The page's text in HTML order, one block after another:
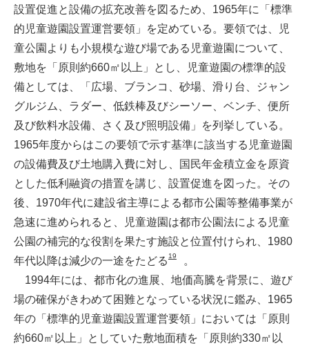
設置促進と設備の拡充改善を図るため、1965年に「標準
的児童遊園設置運営要領」を定めている。要領では、児
童公園よりも小規模な遊び場である児童遊園について、
敷地を「原則約660㎡以上」とし、児童遊園の標準的設
備としては、「広場、ブランコ、砂場、滑り台、ジャン
グルジム、ラダー、低鉄棒及びシーソー、ベンチ、便所
及び飲料水設備、さく及び照明設備」を列挙している。
1965年度からはこの要領で示す基準に該当する児童遊園
の設備費及び土地購入費に対し、国民年金積立金を原資
とした低利融資の措置を講じ、設置促進を図った。その
後、1970年代に建設省主導による都市公園等整備事業が
急速に進められると、児童遊園は都市公園法による児童
公園の補完的な役割を果たす施設と位置付けられ、1980
年代以降は減少の一途をたどる 19
。
1994年には、都市化の進展、地価高騰を背景に、遊び
場の確保がきわめて困難となっている状況に鑑み、1965
年の「標準的児童遊園設置運営要領」においては「原則
約660㎡以上」としていた敷地面積を「原則約330㎡以